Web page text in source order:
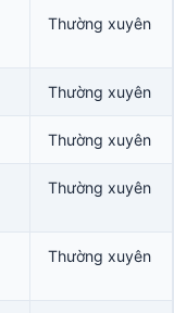
Thường xuyên
Thường xuyên
Thường xuyên
Thường xuyên
Thường xuyên